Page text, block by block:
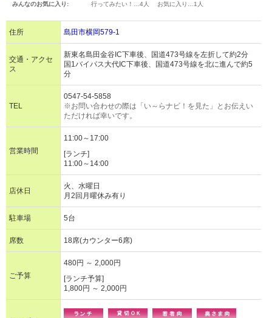
みんなのお気に入り: 行ってみたい！… 4人 お気に入り… 1人
住所 島田市横岡579-1
交通・アクセ
ス
新東名島田金谷IC下車後、国道473号線を左折して約2分
国1バイパス大代IC下車後、国道473号線を北に進んで約5
分
TEL
0547-54-5858
※お問い合わせの際は「い～らナビ！を見た」とお伝えい
ただければ幸いです。
営業時間
11:00～17:00
[ランチ]
11:00～14:00
店休日
火、水曜日
月2回月曜休み有り
駐車場 5台
席数 18席(カウンター6席)
ご予算
480円 ～ 2,000円
[ランチ予算]
1,800円 ～ 2,000円